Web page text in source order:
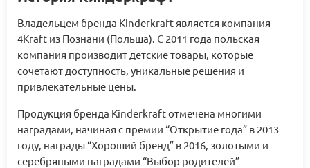
Владельцем бренда Kinderkraft является компания
4Kraft из Познани (Польша). С 2011 года польская
компания производит детские товары, которые
сочетают доступность, уникальные решения и
привлекательные цены.
Продукция бренда Kinderkraft отмечена многими
наградами, начиная с премии “Открытие года” в 2013
году, награды “Хороший бренд” в 2016, золотыми и
серебряными наградами “Выбор родителей”